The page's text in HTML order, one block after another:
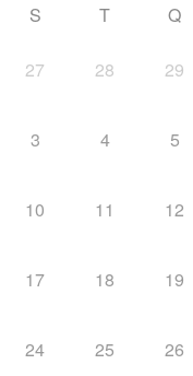
S T Q
27 28 29
3 4 5
10 11 12
17 18 19
24 25 26